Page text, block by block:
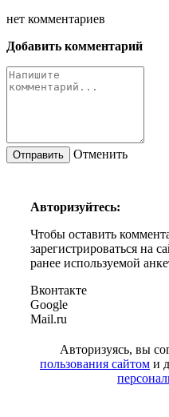
нет комментариев
Добавить комментарий
Отменить
Авторизуйтесь:
Чтобы оставить
зарегистрироваться на
ранее используемой
Вконтакте
Google
Mail.ru
Авторизуясь, вы
пользования сайтом и